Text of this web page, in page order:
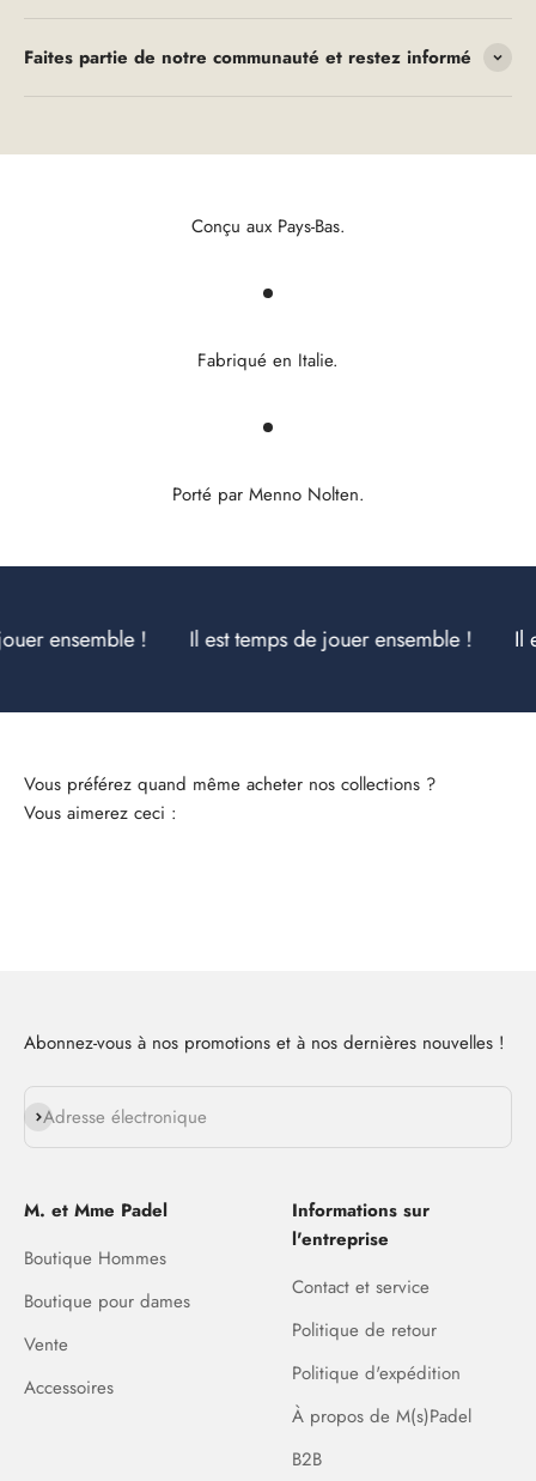
Faites partie de notre communauté et restez informé
Conçu aux Pays-Bas.
Fabriqué en Italie.
Porté par Menno Nolten.
! Il est temps de jouer ensemble ! Il est
Vous aimerez ceci :
Abonnez-vous à nos promotions et à nos dernières nouvelles !
Adresse électronique
S'abonner
M. et Mme Padel
Boutique Hommes
Boutique pour dames
Vente
Accessoires
Informations sur
l'entreprise
Contact et service
Politique de retour
Politique d'expédition
À propos de M(s)Padel
B2B